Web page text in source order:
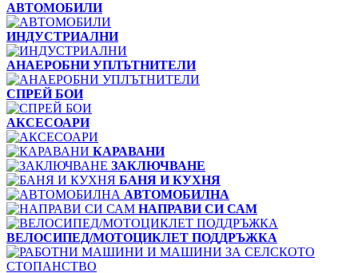
АВТОМОБИЛИ
ИНДУСТРИАЛНИ
АНАЕРОБНИ УПЛЪТНИТЕЛИ
СПРЕЙ БОИ
АКСЕСОАРИ
КАРАВАНИ
ЗАКЛЮЧВАНЕ
БАНЯ И КУХНЯ
АВТОМОБИЛНА
НАПРАВИ СИ САМ
ВЕЛОСИПЕД/МОТОЦИКЛЕТ ПОДДРЪЖКА